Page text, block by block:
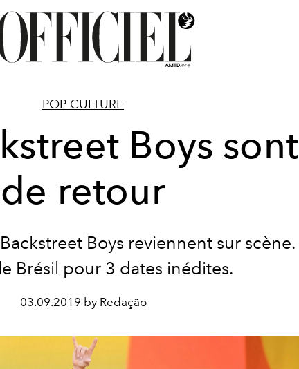
POP CULTURE
Boys sont
de retour
Boys reviennent sur scène.
Brésil pour 3 dates inédites.
03.09.2019 by Redação